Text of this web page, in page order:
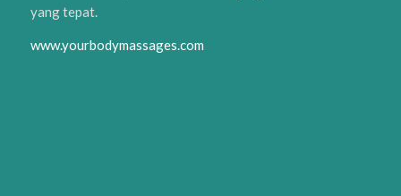
yang tepat.
www.yourbodymassages.com